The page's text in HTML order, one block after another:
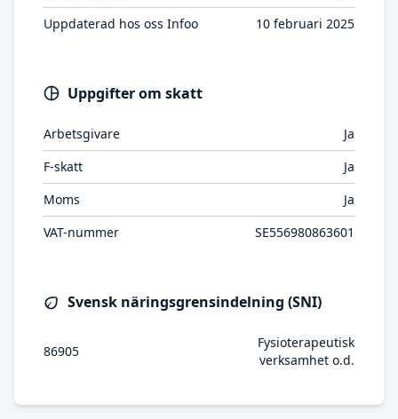
Uppdaterad hos oss Infoo
10 februari 2025
Uppgifter om skatt
Arbetsgivare
Ja
F-skatt
Ja
Moms
Ja
VAT-nummer
SE556980863601
Svensk näringsgrensindelning (SNI)
86905
Fysioterapeutisk
verksamhet o.d.